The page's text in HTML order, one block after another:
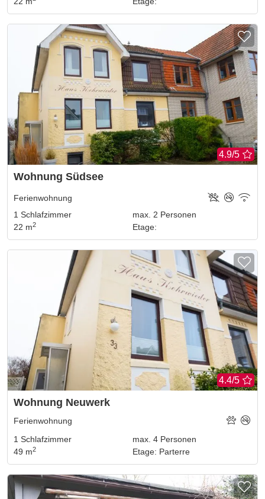
4.9/5
Wohnung Südsee
Ferienwohnung
1 Schlafzimmer
22 m2
max. 2 Personen
Etage:
4.4/5
Wohnung Neuwerk
Ferienwohnung
1 Schlafzimmer
49 m2
max. 4 Personen
Etage: Parterre